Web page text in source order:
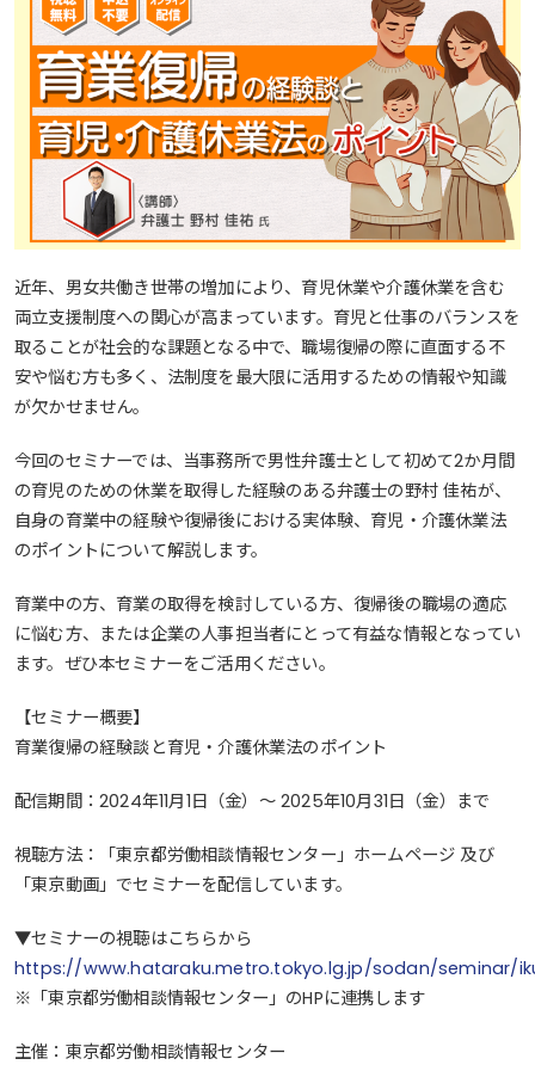
近年、男女共働き世帯の増加により、育児休業や介護休業を含む
両立支援制度への関心が高まっています。育児と仕事のバランスを
取ることが社会的な課題となる中で、職場復帰の際に直面する不
安や悩む方も多く、法制度を最大限に活用するための情報や知識
が欠かせません。
今回のセミナーでは、当事務所で男性弁護士として初めて2か月間
の育児のための休業を取得した経験のある弁護士の野村 佳祐が、
自身の育業中の経験や復帰後における実体験、育児・介護休業法
のポイントについて解説します。
育業中の方、育業の取得を検討している方、復帰後の職場の適応
に悩む方、または企業の人事担当者にとって有益な情報となってい
ます。ぜひ本セミナーをご活用ください。
【セミナー概要】
育業復帰の経験談と育児・介護休業法のポイント
配信期間：2024年11月1日（金）～ 2025年10月31日（金）まで
視聴方法：「東京都労働相談情報センター」ホームページ 及び
「東京動画」でセミナーを配信しています。
▼セミナーの視聴はこちらから
https://www.hataraku.metro.tokyo.lg.jp/sodan/seminar/
※「東京都労働相談情報センター」のHPに連携します
主催：東京都労働相談情報センター